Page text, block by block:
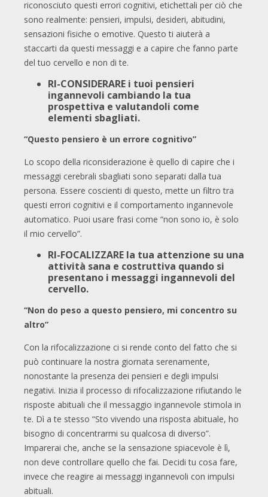
riconosciuto questi errori cognitivi, etichettali per ciò che
sono realmente: pensieri, impulsi, desideri, abitudini,
sensazioni fisiche o emotive. Questo ti aiuterà a
staccarti da questi messaggi e a capire che fanno parte
del tuo cervello e non di te.
RI-CONSIDERARE i tuoi pensieri
ingannevoli cambiando la tua
prospettiva e valutandoli come
elementi sbagliati.
“Questo pensiero è un errore cognitivo”
Lo scopo della riconsiderazione è quello di capire che i
messaggi cerebrali sbagliati sono separati dalla tua
persona. Essere coscienti di questo, mette un filtro tra
questi errori cognitivi e il comportamento ingannevole
automatico. Puoi usare frasi come “non sono io, è solo
il mio cervello”.
RI-FOCALIZZARE la tua attenzione su una
attività sana e costruttiva quando si
presentano i messaggi ingannevoli del
cervello.
“Non do peso a questo pensiero, mi concentro su
altro”
Con la rifocalizzazione ci si rende conto del fatto che si
può continuare la nostra giornata serenamente,
nonostante la presenza dei pensieri e degli impulsi
negativi. Inizia il processo di rifocalizzazione rifiutando le
risposte abituali che il messaggio ingannevole stimola in
te. Dì a te stesso “Sto vivendo una risposta abituale, ho
bisogno di concentrarmi su qualcosa di diverso”.
Imparerai che, anche se la sensazione spiacevole è lì,
non deve controllare quello che fai. Decidi tu cosa fare,
invece che reagire ai messaggi ingannevoli con impulsi
abituali.